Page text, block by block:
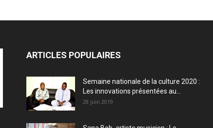
ARTICLES POPULAIRES
Semaine nationale de la culture 2020 :
Les innovations présentées au...
28 juin 2019